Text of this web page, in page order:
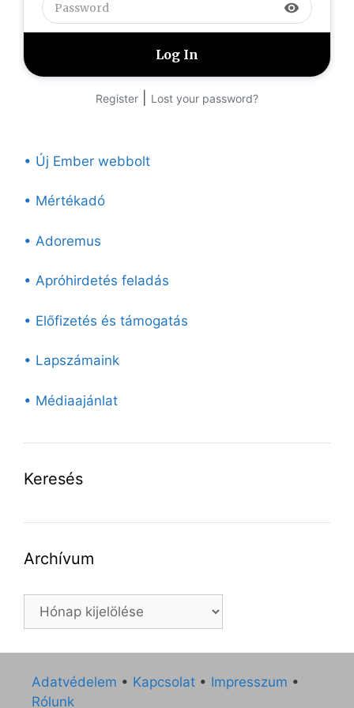
visibility
Register Lost your password?
• Új Ember webbolt
• Mértékadó
• Adoremus
• Apróhirdetés feladás
• Előfizetés és támogatás
• Lapszámaink
• Médiaajánlat
Keresés
Archívum
Archívum
Adatvédelem • Kapcsolat • Impresszum •
Rólunk